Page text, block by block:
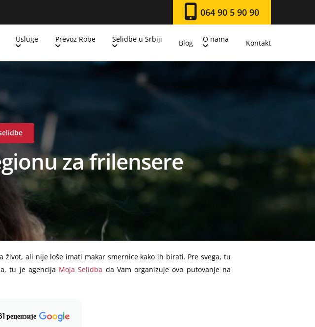
064 90 5 90 90
Usluge Prevoz Robe Selidbe u Srbiji Blog O nama Kontakt
za frilensere
ali nije loše imati makar smernice kako ih birati. Pre svega, tu
tu je agencija Moja Selidba da Vam organizuje ovo putovanje na
рецензије